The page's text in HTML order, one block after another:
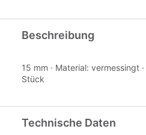
Beschreibung
15 mm · Material: vermessingt
Stück
Technische Daten